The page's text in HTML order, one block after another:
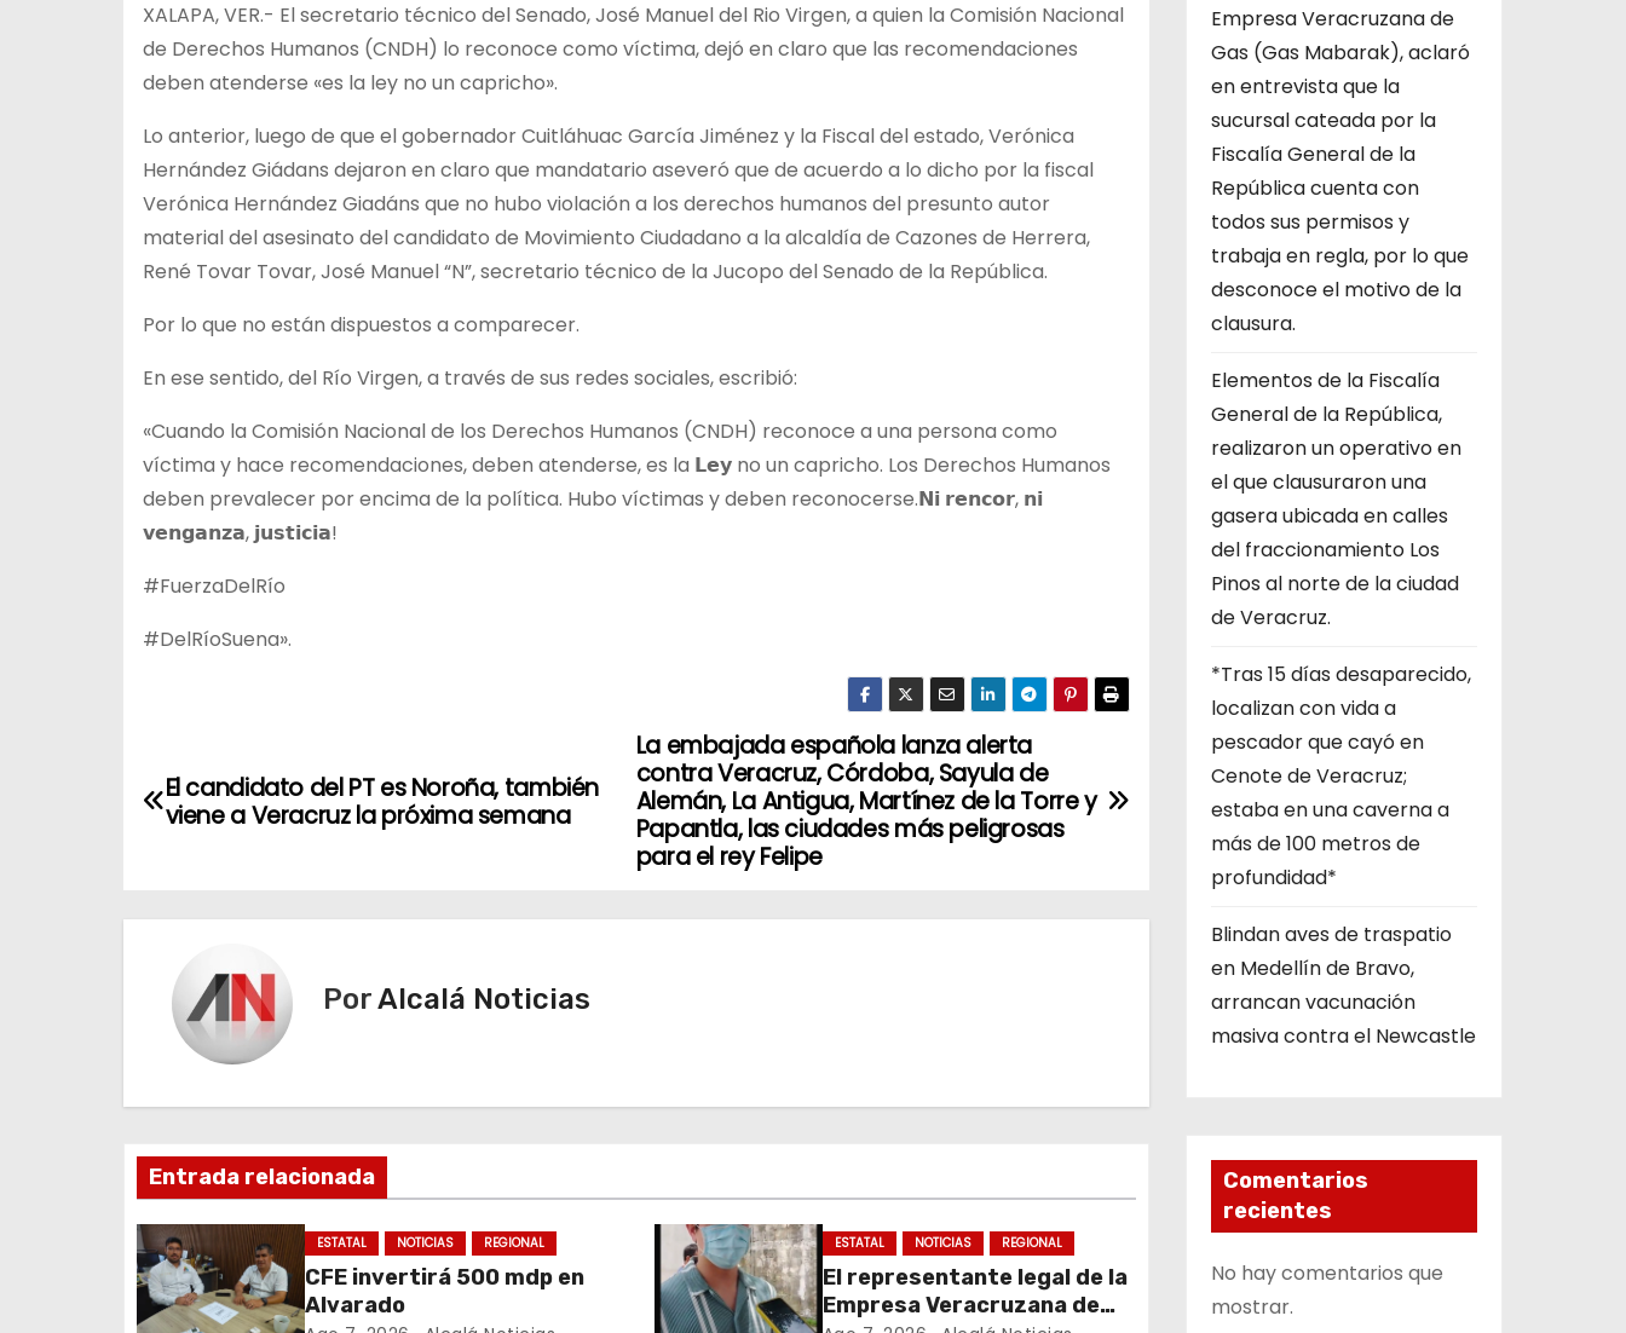
XALAPA, VER.- El secretario técnico del Senado, José Manuel del Rio Virgen, a quien la Comisión Nacional
de Derechos Humanos (CNDH) lo reconoce como víctima, dejó en claro que las recomendaciones
deben atenderse «es la ley no un capricho».
Lo anterior, luego de que el gobernador Cuitláhuac García Jiménez y la Fiscal del estado, Verónica
Hernández Giádans dejaron en claro que mandatario aseveró que de acuerdo a lo dicho por la fiscal
Verónica Hernández Giadáns que no hubo violación a los derechos humanos del presunto autor
material del asesinato del candidato de Movimiento Ciudadano a la alcaldía de Cazones de Herrera,
René Tovar Tovar, José Manuel “N”, secretario técnico de la Jucopo del Senado de la República.
Por lo que no están dispuestos a comparecer.
En ese sentido, del Río Virgen, a través de sus redes sociales, escribió:
«Cuando la Comisión Nacional de los Derechos Humanos (CNDH) reconoce a una persona como
víctima y hace recomendaciones, deben atenderse, es la 𝗟𝗲𝘆 no un capricho. Los Derechos Humanos
deben prevalecer por encima de la política. Hubo víctimas y deben reconocerse.𝗡𝗶 𝗿𝗲𝗻𝗰𝗼𝗿, 𝗻𝗶
𝘃𝗲𝗻𝗴𝗮𝗻𝘇𝗮, 𝗷𝘂𝘀𝘁𝗶𝗰𝗶𝗮!
#FuerzaDelRío
#DelRíoSuena».
a
e
i
ó
n
d
e
La embajada española lanza alerta
contra Veracruz, Córdoba, Sayula de
Alemán, La Antigua, Martínez de la Torre y
Papantla, las ciudades más peligrosas
para el rey Felipe
El candidato del PT es Noroña, también
viene a Veracruz la próxima semana
PorAlcalá Noticias
Entrada relacionada
ESTATAL NOTICIAS REGIONAL
CFE invertirá 500 mdp en
Alvarado
ESTATAL NOTICIAS REGIONAL
El representante legal de la
Empresa Veracruzana de
Empresa Veracruzana de
Gas (Gas Mabarak), aclaró
en entrevista que la
sucursal cateada por la
Fiscalía General de la
República cuenta con
todos sus permisos y
trabaja en regla, por lo que
desconoce el motivo de la
clausura.
Elementos de la Fiscalía
General de la República,
realizaron un operativo en
el que clausuraron una
gasera ubicada en calles
del fraccionamiento Los
Pinos al norte de la ciudad
de Veracruz.
*Tras 15 días desaparecido,
localizan con vida a
pescador que cayó en
Cenote de Veracruz;
estaba en una caverna a
más de 100 metros de
profundidad*
Blindan aves de traspatio
en Medellín de Bravo,
arrancan vacunación
masiva contra el Newcastle
Comentarios
recientes
No hay comentarios que
mostrar.